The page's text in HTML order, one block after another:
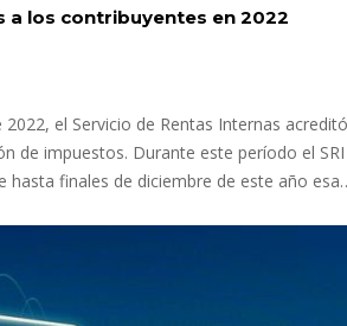
a los contribuyentes en 2022
el Servicio de Rentas Internas
de impuestos. Durante este período el
hasta finales de diciembre de este año